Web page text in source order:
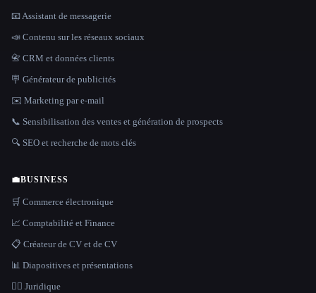
📧 Assistant de messagerie
📣 Contenu sur les réseaux sociaux
📇 CRM et données clients
🪧 Générateur de publicités
✉️ Marketing par e-mail
📞 Sensibilisation des ventes et génération de prospects
🔍 SEO et recherche de mots clés
💼BUSINESS
🛒 Commerce électronique
📈 Comptabilité et Finance
📋 Créateur de CV et de CV
📊 Diapositives et présentations
👩‍⚖️ Juridique